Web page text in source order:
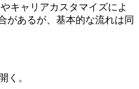
キャリアカスタマイズによ
があるが、基本的な流れは同
く。